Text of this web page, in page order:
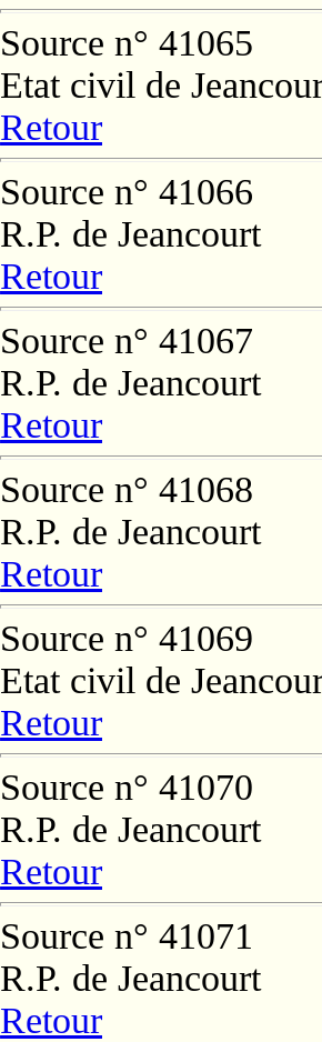
Source n° 41065
Etat civil de
Retour
Source n° 41066
R.P. de Jeancourt
Retour
Source n° 41067
R.P. de Jeancourt
Retour
Source n° 41068
R.P. de Jeancourt
Retour
Source n° 41069
Etat civil de
Retour
Source n° 41070
R.P. de Jeancourt
Retour
Source n° 41071
R.P. de Jeancourt
Retour